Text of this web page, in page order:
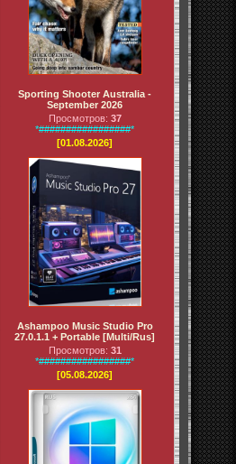
Sporting Shooter Australia -
September 2026
Просмотров: 37
*#################*
[01.08.2026]
Ashampoo Music Studio Pro
27.0.1.1 + Portable [Multi/Rus]
Просмотров: 31
*#################*
[05.08.2026]